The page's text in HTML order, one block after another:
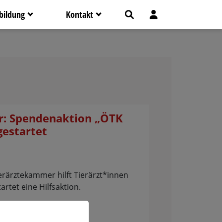
Kontakt
Spendenaktion „ÖTK
hilft Tierärzt*innen
eine Hilfsaktion.